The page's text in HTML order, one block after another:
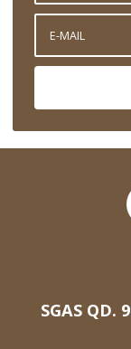
SGAS QD.